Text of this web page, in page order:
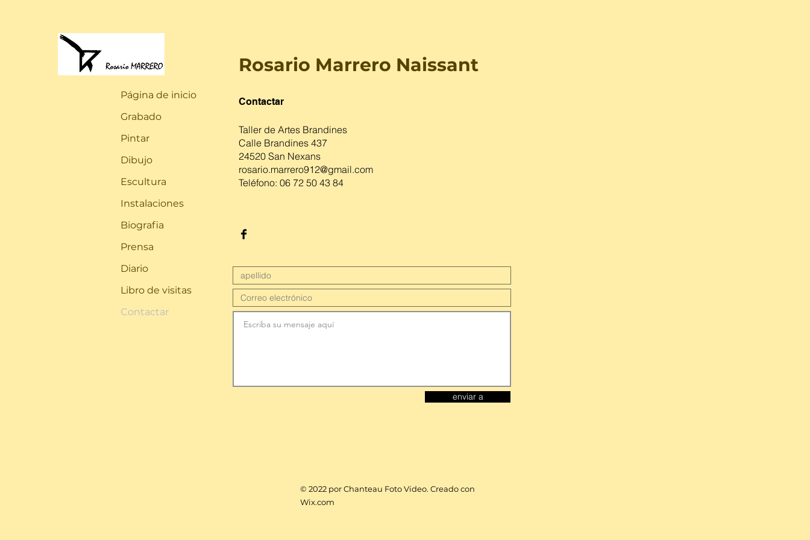
Rosario Marrero Naissant
Contactar
Taller de Artes Brandines
Calle Brandines 437
24520 San Nexans
rosario.marrero912@gmail.com
Teléfono: 06 72 50 43 84
enviar a
Página de inicio
Grabado
Pintar
Dibujo
Escultura
Instalaciones
Biografia
Prensa
Diario
Libro de visitas
Contactar
© 2022 por Chanteau Foto Video. Creado con
Wix.com